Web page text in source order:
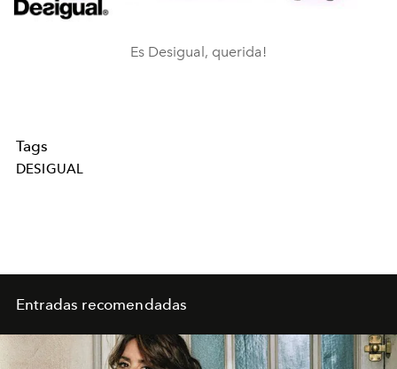
Es Desigual, querida!
Tags
DESIGUAL
Entradas recomendadas